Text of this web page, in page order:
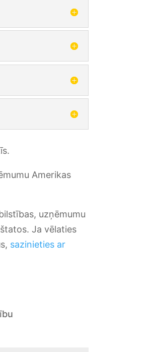
Amerikas
uzņēmumu
Ja vēlaties
sazinieties ar